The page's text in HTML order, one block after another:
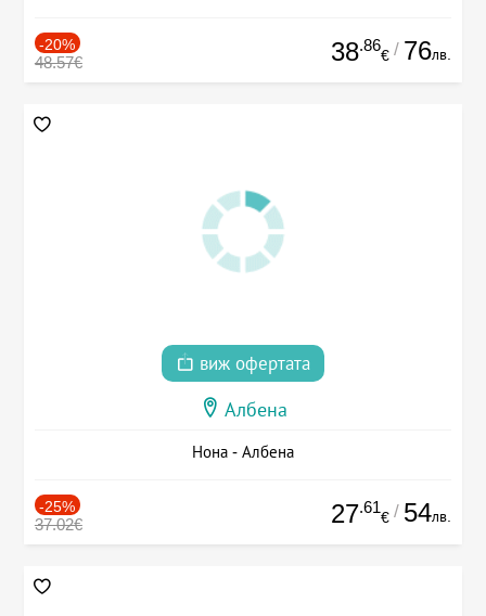
-20%
48.57€ 38.86
€ / 76лв.
виж офертата
Албена
Нона - Албена
-25%
37.02€ 27.61
€ / 54лв.